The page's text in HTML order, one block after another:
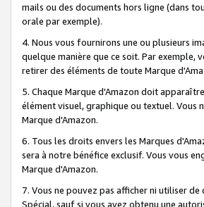
mails ou des documents hors ligne (dans
orale par exemple).
4. Nous vous fournirons une ou plusieurs
quelque manière que ce soit. Par
retirer des éléments de toute Marque
5. Chaque Marque d'Amazon doit
élément visuel, graphique ou textuel. Vous
Marque d'Amazon.
6. Tous les droits envers les Marques
sera à notre bénéfice exclusif. Vous vous
Marque d'Amazon.
7. Vous ne pouvez pas afficher ni utiliser
Spécial, sauf si vous avez obtenu une